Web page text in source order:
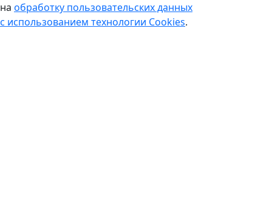
на обработку пользовательских данных
с использованием технологии Cookies.